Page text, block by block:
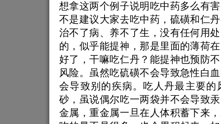
想拿这两个例子说明吃中药多么有
不是建议大家去吃中药，硫磺和仁
治不了病、养不了生，没有任何用
的，似乎能提神，那是里面的薄荷
好了，干嘛吃仁丹？能提神也预防
风险。虽然吃硫磺不会导致急性白
会导致别的疾病。吃人丹最主要的
砂，虽说偶尔吃一两袋并不会导致
金属，重金属一旦在人体积蓄下来